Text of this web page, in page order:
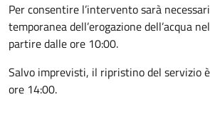
Per consentire l’intervento sarà
temporanea dell’erogazione dell’acqua
partire dalle ore 10:00.
Salvo imprevisti, il ripristino del servizio
ore 14:00.